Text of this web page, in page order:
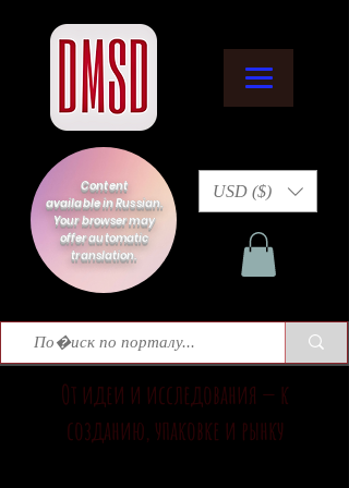
Content
available in Russian.
Your browser may
offer automatic
translation.
USD ($)
От идеи и исследования — к
созданию, упаковке и рынку